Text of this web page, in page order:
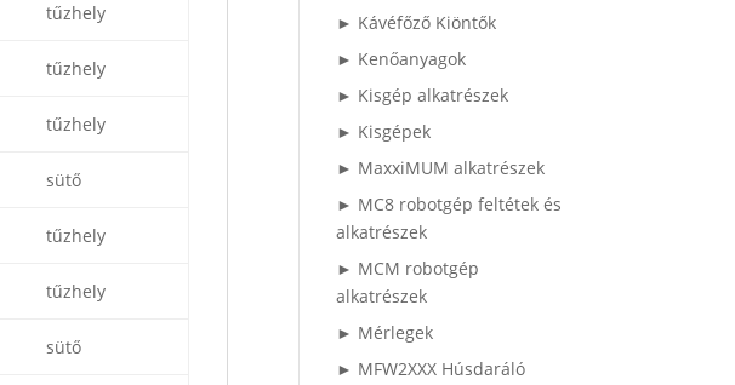
tűzhely
tűzhely
tűzhely
sütő
tűzhely
tűzhely
sütő
► Kávéfőző Kiöntők
► Kenőanyagok
► Kisgép alkatrészek
► Kisgépek
► MaxxiMUM alkatrészek
► MC8 robotgép feltétek és
alkatrészek
► MCM robotgép
alkatrészek
► Mérlegek
► MFW2XXX Húsdaráló